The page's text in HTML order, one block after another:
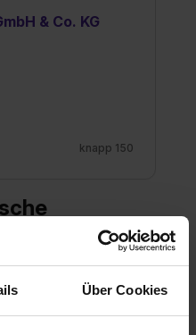
Über Cookies
& Co. KG
knapp 150
Co. KG
in der